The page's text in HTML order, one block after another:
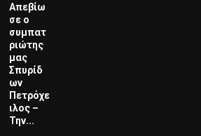
Απεβίω
σε ο
συμπατ
ριώτης
μας
Σπυρίδ
ων
Πετρόχε
ιλος –
Την...